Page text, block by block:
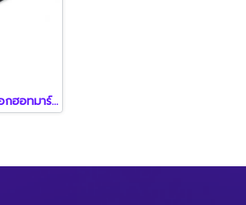
ผ้าหมึก (MAX) (ปลอกฮอทมาร์ค+เครื่อง)